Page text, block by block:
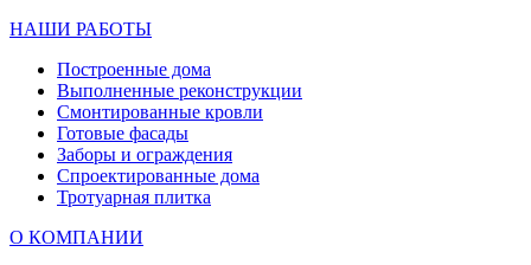
НАШИ РАБОТЫ
Построенные дома
Выполненные реконструкции
Смонтированные кровли
Готовые фасады
Заборы и ограждения
Спроектированные дома
Тротуарная плитка
О КОМПАНИИ